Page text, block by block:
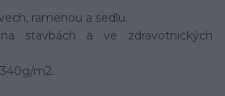
ramenou a sedlu.
stavbách a ve zdravotnických
m2.